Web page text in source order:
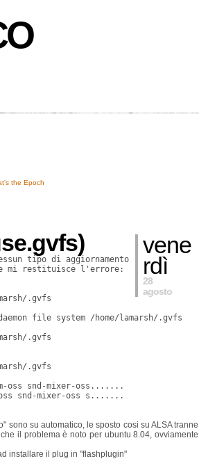
the Epoch
vene
rdì
28
agosto
tipo di aggiornamento
mi restituisce l'errore:
.gvfs
file system /home/lamarsh/.gvfs
.gvfs
.gvfs
oss snd-mixer-oss.......
oss snd-mixer-oss s.......
sono su automatico, le sposto cosi su ALSA tranne
il problema è noto per ubuntu 8.04, ovviamente
installare il plug in "flashplugin"